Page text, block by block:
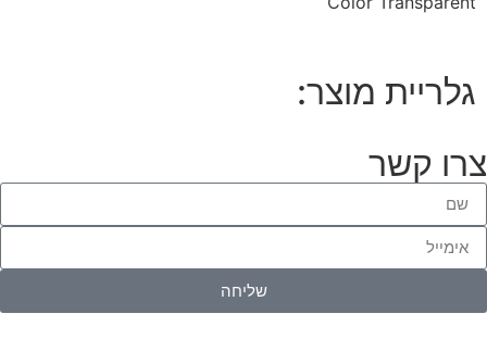
גלריית מוצר:
צרו קשר
שליחה